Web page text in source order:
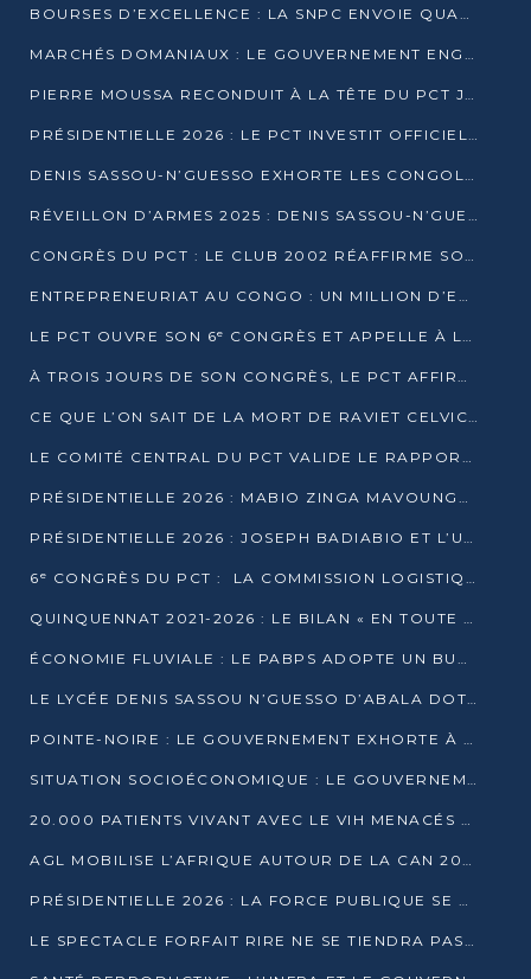
BOURSES D’EXCELLENCE : LA SNPC ENVOIE QUATRE NOUVEAUX TALENTS CONGOLAIS SE FORMER À BAKOU
MARCHÉS DOMANIAUX : LE GOUVERNEMENT ENGAGE LA STRUCTURATION DES TAXES D’ASSAINISSEMENT
PIERRE MOUSSA RECONDUIT À LA TÊTE DU PCT JUSQU’EN 2031
PRÉSIDENTIELLE 2026 : LE PCT INVESTIT OFFICIELLEMENT DENIS SASSOU NGUESSO
DENIS SASSOU-N’GUESSO EXHORTE LES CONGOLAIS À L’UNITÉ ET AU FAIR-PLAY DÉMOCRATIQUE EN 2026
RÉVEILLON D’ARMES 2025 : DENIS SASSOU-N’GUESSO GARANTIT DES ÉLECTIONS 2026 PAISIBLES ET SÉCURISÉES
CONGRÈS DU PCT : LE CLUB 2002 RÉAFFIRME SON SOUTIEN À DENIS SASSOU-N’GUESSO POUR 2026
ENTREPRENEURIAT AU CONGO : UN MILLION D’EUROS POUR FINANCER LES STARTUPS DÈS 2026
LE PCT OUVRE SON 6ᵉ CONGRÈS ET APPELLE À LA CANDIDATURE DE DENIS SASSOU NGUESSO
À TROIS JOURS DE SON CONGRÈS, LE PCT AFFIRME AVOIR ATTEINT TOUS SES OBJECTIFS
CE QUE L’ON SAIT DE LA MORT DE RAVIET CELVIC N’TSIANTSIE
LE COMITÉ CENTRAL DU PCT VALIDE LE RAPPORT DU CONGRÈS ET SOUTIENT DENIS SASSOU N’GUESSO
PRÉSIDENTIELLE 2026 : MABIO ZINGA MAVOUNGOU DÉCLARE SA CANDIDATURE ET CHARGE LE BILAN DU PCT
PRÉSIDENTIELLE 2026 : JOSEPH BADIABIO ET L’UDH-YUKI JOUENT LA PRUDENCE
6ᵉ CONGRÈS DU PCT : LA COMMISSION LOGISTIQUE ASSURE LA DISTRIBUTION DES KITS
QUINQUENNAT 2021-2026 : LE BILAN « EN TOUTE TRANSPARENCE » PRÉSENTÉ À LA PRESSE
ÉCONOMIE FLUVIALE : LE PABPS ADOPTE UN BUDGET 2026 DE PLUS DE 2,7 MILLIARDS FCFA
LE LYCÉE DENIS SASSOU N’GUESSO D’ABALA DOTÉ D’UNE SALLE MULTIMÉDIA
POINTE-NOIRE : LE GOUVERNEMENT EXHORTE À UN USAGE RESPONSABLE DU NOUVEAU MATÉRIEL MUNICIPAL
SITUATION SOCIOÉCONOMIQUE : LE GOUVERNEMENT INTERPELLÉ DEVANT LE SÉNAT
20.000 PATIENTS VIVANT AVEC LE VIH MENACÉS D’ARRÊT DE TRAITEMENT
AGL MOBILISE L’AFRIQUE AUTOUR DE LA CAN 2025
PRÉSIDENTIELLE 2026 : LA FORCE PUBLIQUE SE PRÉPARE À SÉCURISER LE SCRUTIN
LE SPECTACLE FORFAIT RIRE NE SE TIENDRA PAS LE 1ER JANVIER